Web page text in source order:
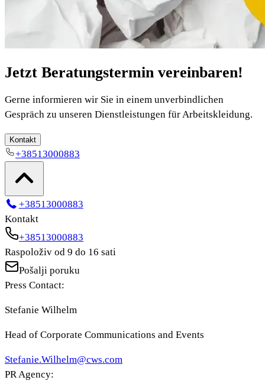
Jetzt Beratungstermin vereinbaren!
Gerne informieren wir Sie in einem unverbindlichen
Gespräch zu unseren Dienstleistungen für Arbeitskleidung.
Kontakt
+38513000883
+38513000883
Kontakt
+38513000883
Raspoloživ od 9 do 16 sati
Pošalji poruku
Press Contact:
Stefanie Wilhelm
Head of Corporate Communications and Events
Stefanie.Wilhelm@cws.com
PR Agency: